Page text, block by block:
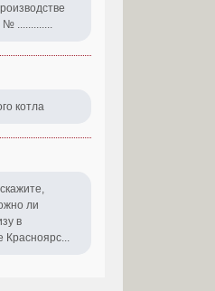
.............
котла
ли
в